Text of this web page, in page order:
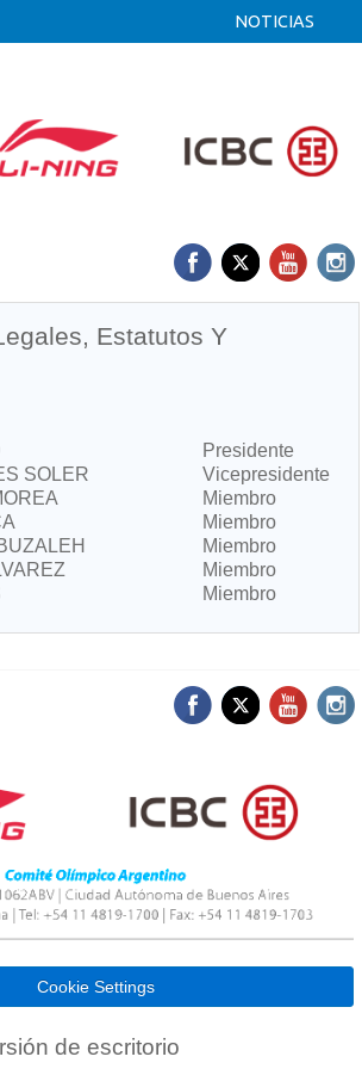
NOTICIAS
Estatutos Y
Presidente
SOLER
Vicepresidente
Miembro
Miembro
Miembro
Miembro
Miembro
Cookie Settings
de escritorio